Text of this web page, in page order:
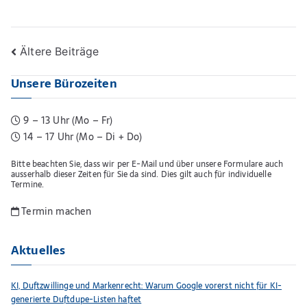
Beitragsnavigation
Ältere Beiträge
Unsere Bürozeiten
9 – 13 Uhr (Mo – Fr)
14 – 17 Uhr (Mo – Di + Do)
Bitte beachten Sie, dass wir per E-Mail und über unsere Formulare auch
ausserhalb dieser Zeiten für Sie da sind. Dies gilt auch für individuelle
Termine.
Termin machen
Aktuelles
KI, Duftzwillinge und Markenrecht: Warum Google vorerst nicht für KI-
generierte Duftdupe-Listen haftet